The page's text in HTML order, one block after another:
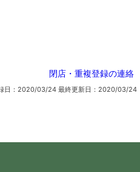
閉店・重複登録の連絡
日：2020/03/24 最終更新日：2020/03/24